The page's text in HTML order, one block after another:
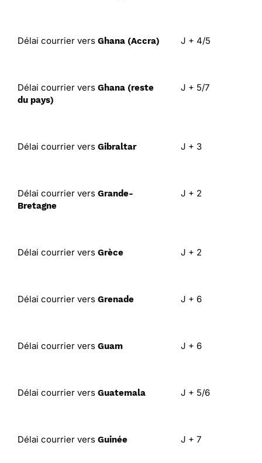
Délai courrier vers Ghana (Accra) J + 4/5
Délai courrier vers Ghana (reste
du pays)
J + 5/7
Délai courrier vers Gibraltar J + 3
Délai courrier vers Grande-
Bretagne
J + 2
Délai courrier vers Grèce J + 2
Délai courrier vers Grenade J + 6
Délai courrier vers Guam J + 6
Délai courrier vers Guatemala J + 5/6
Délai courrier vers Guinée J + 7